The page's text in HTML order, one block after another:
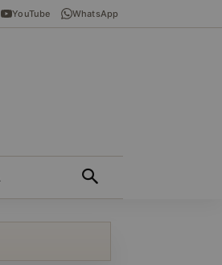
YouTube WhatsApp